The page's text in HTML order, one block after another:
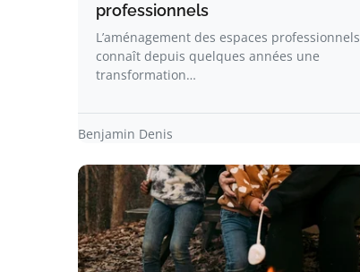
professionnels
L’aménagement des espaces professionnels
connaît depuis quelques années une
transformation…
Benjamin Denis